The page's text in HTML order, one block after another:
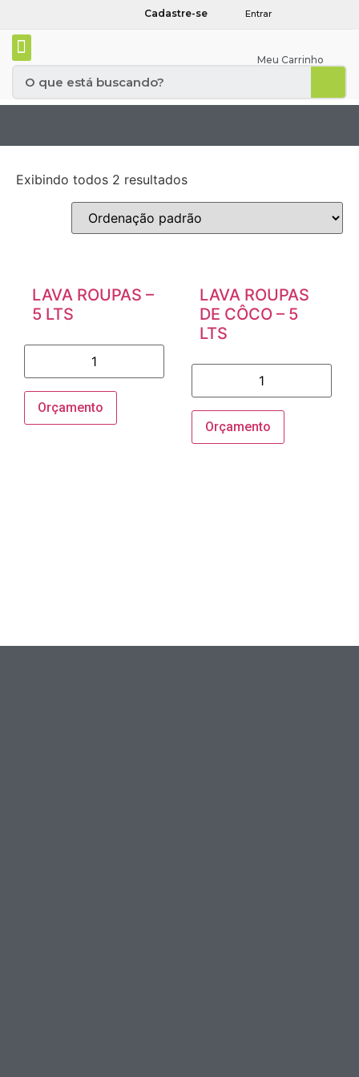
Cadastre-se Entrar
Meu Carrinho
Exibindo todos 2 resultados
LAVA ROUPAS –
5 LTS
Orçamento
LAVA ROUPAS
DE CÔCO – 5
LTS
Orçamento